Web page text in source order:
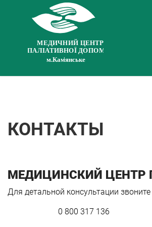
КОНТАКТЫ
МЕДИЦИНСКИЙ
Для детальной консультации
0 800 317 136